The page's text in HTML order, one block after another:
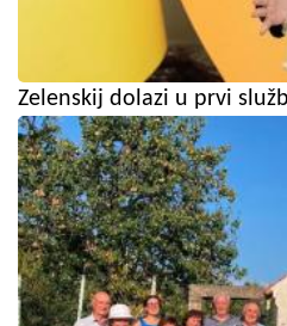
Zelenskij dolazi u prvi